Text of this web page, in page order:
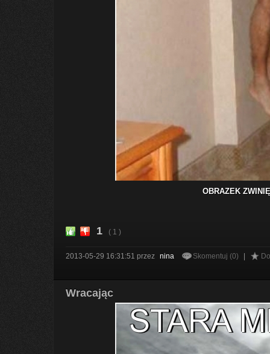
OBRAZEK
1 ( 1 )
2013-05-29 16:31:51 przez nina Skomentuj (0)
Wracając